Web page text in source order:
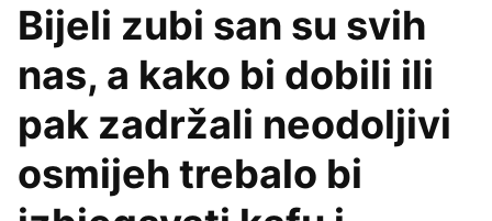
Bijeli zubi san su svih
nas, a kako bi dobili ili
pak zadržali neodoljivi
osmijeh trebalo bi